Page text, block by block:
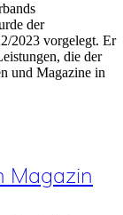
der
2023 vorgelegt. Er
die der
und Magazine in
Magazin